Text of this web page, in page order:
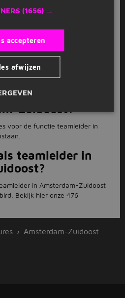
als teamleider in
teamleider in Amsterdam-Zuidoost
van Jobbird. Bij sommige
Zuidoost word je
van de werkgever.
vacatures zijn
Zuidoost?
voor de functie teamleider in
teamleider in
in Amsterdam-Zuidoost
Bekijk hier onze 476
Amsterdam-Zuidoost
(1656) →
accepteren
afwijzen